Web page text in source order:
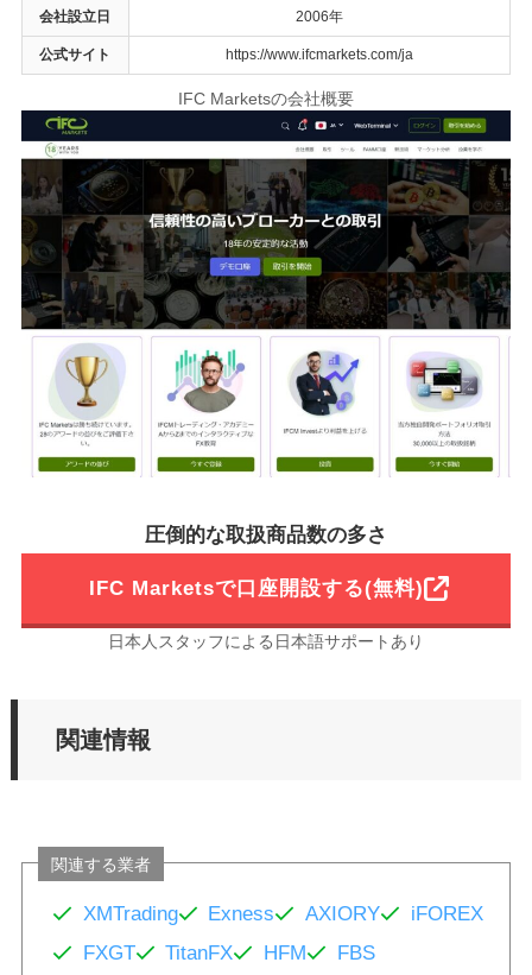
会社設立日 2006年
公式サイト https://www.ifcmarkets.com/ja
IFC Marketsの会社概要
圧倒的な取扱商品数の多さ
IFC Marketsで口座開設する(無料)
日本人スタッフによる日本語サポートあり
関連情報
関連する業者
XMTrading Exness AXIORY
iFOREX
FXGT
TitanFX HFM
FBS